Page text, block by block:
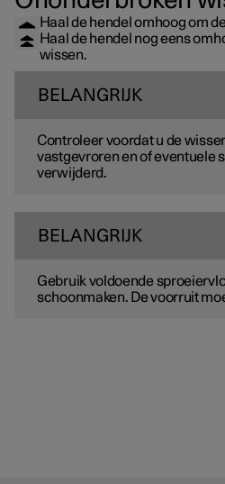
Haal de hendel omhoog om
Haal de hendel nog eens
wissen.
BELANGRIJK
Controleer voordat u de
vastgevroren en of eventuele
verwijderd.
BELANGRIJK
Gebruik voldoende
schoonmaken. De voorruit